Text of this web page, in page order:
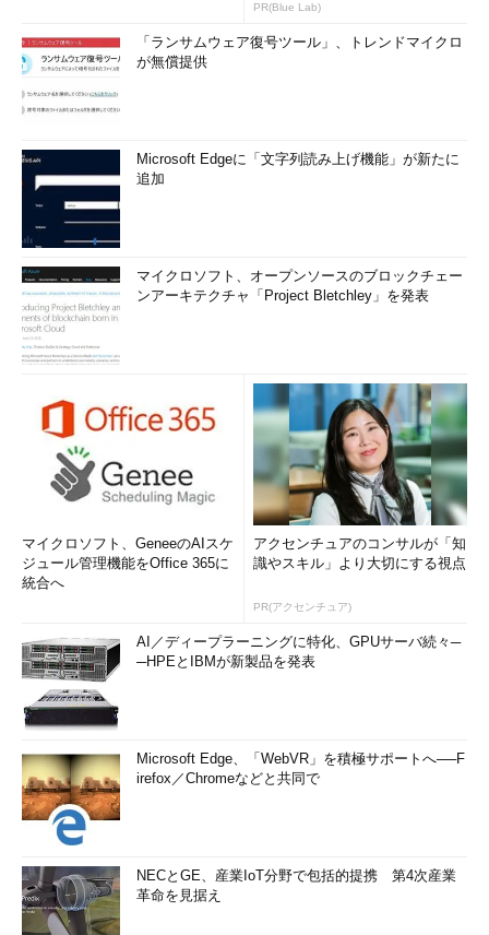
PR(Blue Lab)
「ランサムウェア復号ツール」、トレンドマイクロ
が無償提供
Microsoft Edgeに「文字列読み上げ機能」が新たに
追加
マイクロソフト、オープンソースのブロックチェー
ンアーキテクチャ「Project Bletchley」を発表
マイクロソフト、GeneeのAIスケ
ジュール管理機能をOffice 365に
統合へ
アクセンチュアのコンサルが「知
識やスキル」より大切にする視点
PR(アクセンチュア)
AI／ディープラーニングに特化、GPUサーバ続々─
─HPEとIBMが新製品を発表
Microsoft Edge、「WebVR」を積極サポートへ──F
irefox／Chromeなどと共同で
NECとGE、産業IoT分野で包括的提携 第4次産業
革命を見据え